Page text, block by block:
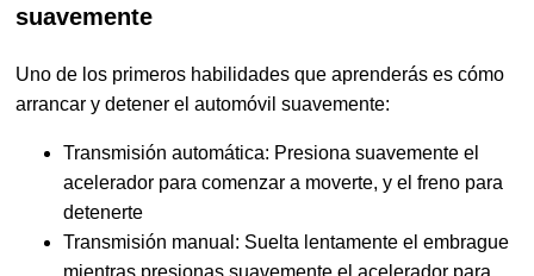
suavemente
Uno de los primeros habilidades que aprenderás es cómo
arrancar y detener el automóvil suavemente:
Transmisión automática: Presiona suavemente el
acelerador para comenzar a moverte, y el freno para
detenerte
Transmisión manual: Suelta lentamente el embrague
mientras presionas suavemente el acelerador para